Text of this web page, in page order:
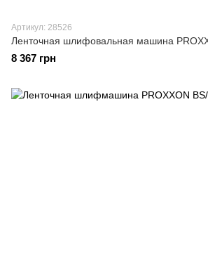
Артикул: 28526
Ленточная шлифовальная машина
8 367 грн